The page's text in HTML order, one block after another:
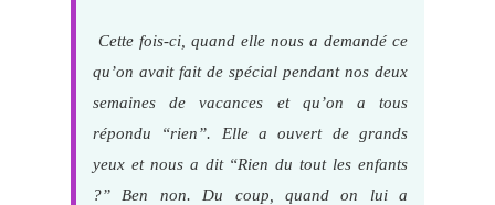
Cette fois-ci, quand elle nous a demandé ce
qu’on avait fait de spécial pendant nos deux
semaines de vacances et qu’on a tous
répondu “rien”. Elle a ouvert de grands
yeux et nous a dit “Rien du tout les enfants
?” Ben non. Du coup, quand on lui a